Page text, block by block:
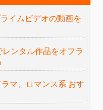
イムビデオの動画を
ンタル作品をオフラ
マ、ロマンス系 おす